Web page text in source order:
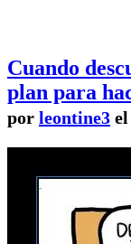
Cuando
plan para
por leontine3